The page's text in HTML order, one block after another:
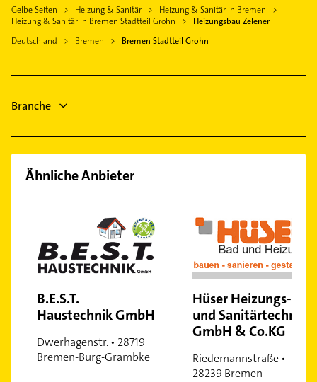
St. Magnus
Lilienthal
Weyhe bei Bremen
Oldenburg (Oldenburg)
Rechtsanwalt
Gartenbau & Landschaftsbau
Immobilien
Immobilienmakler
Rechtsanwalt
Heizung & Sanitär
Heizungsbauer
Heizungsfirmen
Gelbe Seiten Heizung & Sanitär
Heizung & Sanitär in Bremen
Heizung & Sanitär in Bremen Stadtteil Grohn
Heizungsbau Zelener
Deutschland
Bremen Bremen Stadtteil Grohn
Branche
Ähnliche Anbieter
B.E.S.T.
Haustechnik GmbH
Dwerhagenstr. • 28719
Bremen-Burg-Grambke
Hüser Heizungs-
und Sanitärtechnik
GmbH & Co.KG
Riedemannstraße •
28239 Bremen